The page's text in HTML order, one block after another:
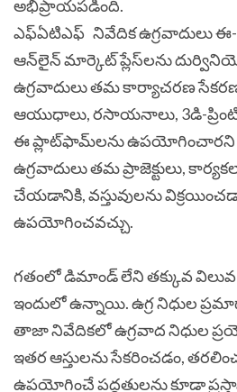
అభిప్రాయపడింది.
ఎఫ్ఏటిఎఫ్ నివేదిక ఉగ్రవాదులు
ఆన్‌లైన్ మార్కెట్‌ ప్లేస్‌లను
ఉగ్రవాదులు తమ కార్యాచరణ
ఆయుధాలు, రసాయనాలు, 3డి-
ఈ ప్లాట్‌ఫామ్‌లను ఉపయోగించారని
ఉగ్రవాదులు తమ ప్రాజెక్టులు,
చేయడానికి, వస్తువులను
ఉపయోగించవచ్చు.
గతంలో డిమాండ్ లేని తక్కువ విలువ
ఇందులో ఉన్నాయి. ఉగ్ర నిధుల
తాజా నివేదికలో ఉగ్రవాద నిధుల
ఇతర ఆస్తులను సేకరించడం,
ఉపయోగించే పద్ధతులను కూడా